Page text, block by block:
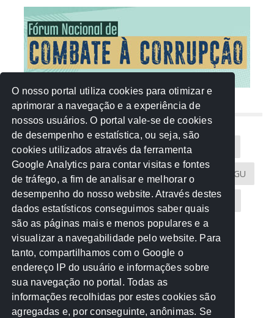
NUVEM DE TAGS
Acontece na Rede AGU AMM
Atricon Audicom CAU-MT CGU
CREA-MT Eventos MPC-MT MPE-MT
MPF Notícias PF PGE-MT PGR
Receita Federal Sem categoria
TCE-MT TCU TRE
O nosso portal utiliza cookies para otimizar e
aprimorar a navegação e a experiência de
nossos usuários. O portal vale-se de cookies
de desempenho e estatística, ou seja, são
cookies utilizados através da ferramenta
Google Analytics para contar visitas e fontes
de tráfego, a fim de analisar e melhorar o
desempenho do nosso website. Através destes
dados estatísticos conseguimos saber quais
são as páginas mais e menos populares e a
visualizar a navegabilidade pelo website. Para
tanto, compartilhamos com o Google o
endereço IP do usuário e informações sobre
sua navegação no portal. Todas as
informações recolhidas por estes cookies são
agregadas e, por conseguinte, anônimas. Se